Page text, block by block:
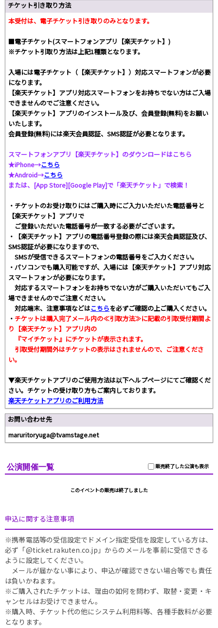
チケット引き取り方法
本受付は、電子チケット引き取りのみとなります。
■電子チケット(スマートフォンアプリ【楽天チケット】)
※チケット引取り方法は上記1種類となります。
入場には電子チケット（【楽天チケット】）対応スマートフォンが必要
になります。
【楽天チケット】アプリ対応スマートフォンをお持ちでない方はご入場
できませんのでご注意ください。
【楽天チケット】アプリのインストール及び、会員登録(無料)をお願い
いたします。
会員登録(無料)には楽天会員認証、SMS認証が必要となります。
スマートフォンアプリ【楽天チケット】のダウンロードはこちら
★iPhone→こちら
★Android→こちら
または、[App Store][Google Play]で「楽天チケット」で検索！
・チケットのお受け取りにはご購入時にご入力いただいた電話番号と
【楽天チケット】アプリで
ご登録いただいた電話番号が一致する必要がございます。
・【楽天チケット】アプリの電話番号登録の際には楽天会員認証及び、
SMS認証が必要になりますので、
SMSが受信できるスマートフォンの電話番号をご入力ください。
・パソコンでも購入可能ですが、入場には【楽天チケット】アプリ対応
スマートフォンが必要になります。
対応するスマートフォンをお持ちでない方がご購入いただいてもご入
場できませんのでご注意ください。
対応端末、注意事項などはこちらを必ずご確認の上ご購入ください。
・ チケットは購入完了メール内の≪引取方法≫に記載の引取受付期間よ
り【楽天チケット】アプリ内の
『マイチケット』にチケットが表示されます。
引取受付期間外はチケットの表示はされませんので、ご注意くださ
い。
▼楽天チケットアプリのご使用方法は以下ヘルプページにてご確認くだ
さい。チケットの受け取り方もご案内しております。
楽天チケットアプリのご利用方法
お問い合わせ先
maruritoryuga@tvamstage.net
販売終了した公演も表示
公演開催一覧
このイベントの販売は終了しました
申込に関する注意事項
※携帯電話等の受信設定でドメイン指定受信を設定している方は、
必ず「@ticket.rakuten.co.jp」からのメールを事前に受信できる
ように設定してください。
メールが届かない事により、申込が確認できない場合等でも責任
は負いかねます。
※ご購入されたチケットは、理由の如何を問わず、取替・変更・キ
ャンセルはお受けできません。
※購入時、チケット代の他にシステム利用料等、各種手数料が必要
となります。